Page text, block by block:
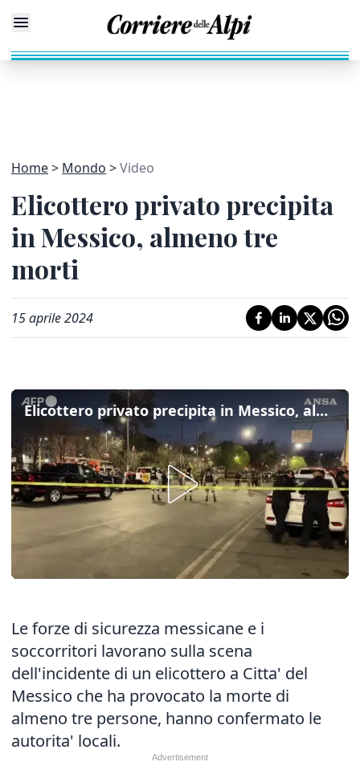
Home Mondo Video
Elicottero privato precipita
in Messico, almeno tre
morti
15 aprile 2024
Elicottero privato precipita in Messico, almeno tre morti
Le forze di sicurezza messicane e i
soccorritori lavorano sulla scena
dell'incidente di un elicottero a Citta' del
Messico che ha provocato la morte di
almeno tre persone, hanno confermato le
autorita' locali.